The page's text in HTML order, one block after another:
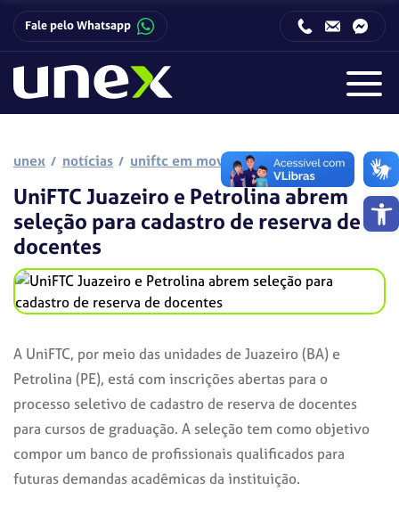
Barra
Fale pelo Whatsapp
unex notícias uniftc em movimento
UniFTC Juazeiro e Petrolina abrem
seleção para cadastro de reserva de
docentes
A UniFTC, por meio das unidades de Juazeiro (BA) e
Petrolina (PE), está com inscrições abertas para o
processo seletivo de cadastro de reserva de docentes
para cursos de graduação. A seleção tem como objetivo
compor um banco de profissionais qualificados para
futuras demandas acadêmicas da instituição.